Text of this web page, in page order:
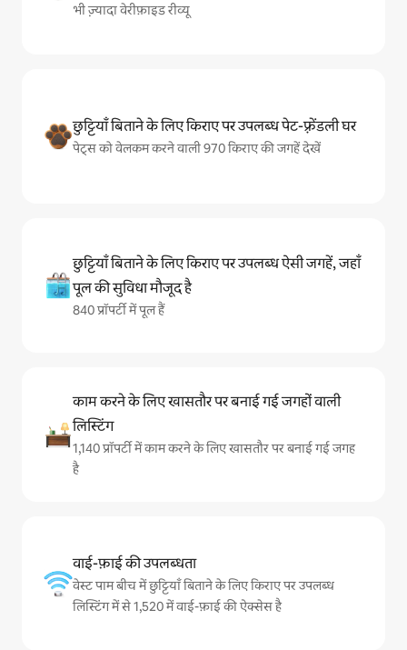
भी ज़्यादा वेरीफ़ाइड रीव्यू
छुट्टियाँ बिताने के लिए किराए पर उपलब्ध पेट-फ़्रेंडली घर
पेट्स को वेलकम करने वाली 970 किराए की जगहें देखें
छुट्टियाँ बिताने के लिए किराए पर उपलब्ध ऐसी जगहें, जहाँ
पूल की सुविधा मौजूद है
840 प्रॉपर्टी में पूल हैं
काम करने के लिए खासतौर पर बनाई गई जगहों वाली
लिस्टिंग
1,140 प्रॉपर्टी में काम करने के लिए खासतौर पर बनाई गई जगह
है
वाई-फ़ाई की उपलब्धता
वेस्ट पाम बीच में छुट्टियाँ बिताने के लिए किराए पर उपलब्ध
लिस्टिंग में से 1,520 में वाई-फ़ाई की ऐक्सेस है